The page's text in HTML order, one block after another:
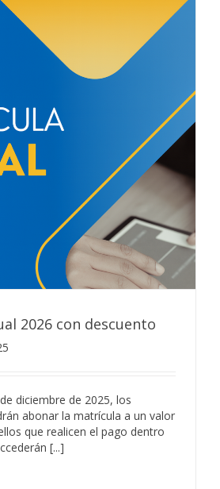
2026 con descuento
diciembre de 2025, los
abonar la matrícula a un valor
que realicen el pago dentro
[...]